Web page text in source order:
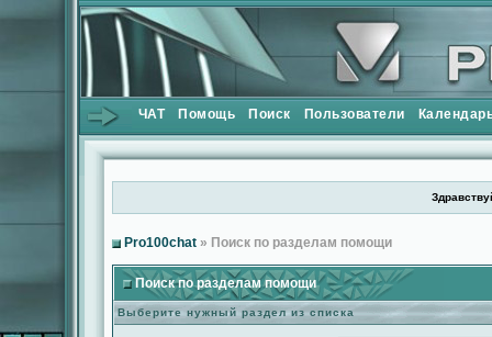
ЧАТ Помощь Поиск Пользователи
Pro100chat » Поиск по разделам помощи
Поиск по разделам помощи
Выберите нужный раздел из списка